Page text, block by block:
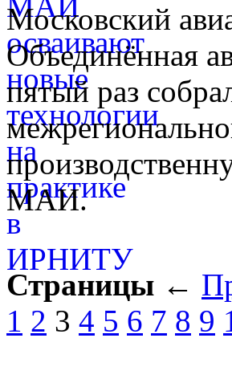
Московский
Объединённая
пятый раз
МАИ.
Страницы ←
1 2 3 4 5 6 7 8 9